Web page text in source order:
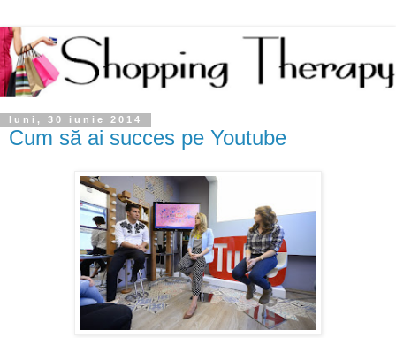
luni, 30 iunie 2014
Cum să ai succes pe Youtube